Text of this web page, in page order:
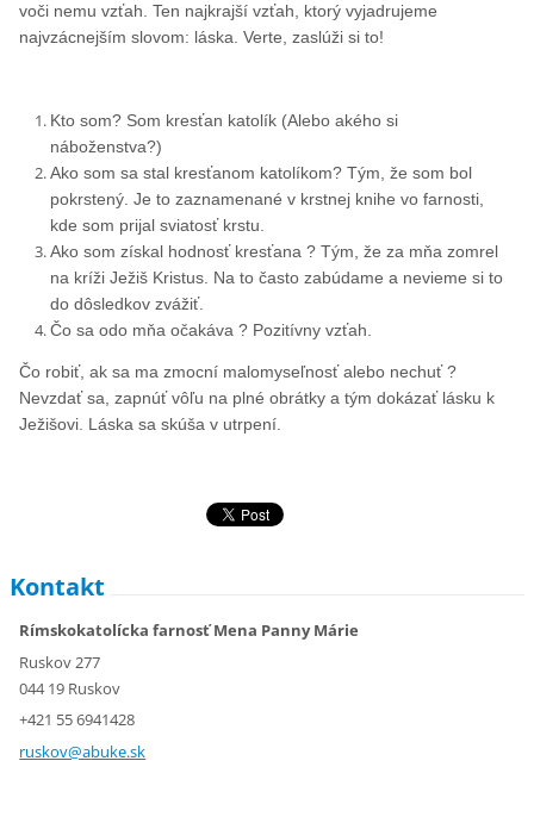
voči nemu vzťah. Ten najkrajší vzťah, ktorý vyjadrujeme
najvzácnejším slovom: láska. Verte, zaslúži si to!
Kto som? Som kresťan katolík (Alebo akého si
náboženstva?)
Ako som sa stal kresťanom katolíkom? Tým, že som bol
pokrstený. Je to zaznamenané v krstnej knihe vo farnosti,
kde som prijal sviatosť krstu.
Ako som získal hodnosť kresťana ? Tým, že za mňa zomrel
na kríži Ježiš Kristus. Na to často zabúdame a nevieme si to
do dôsledkov zvážiť.
Čo sa odo mňa očakáva ? Pozitívny vzťah.
Čo robiť, ak sa ma zmocní malomyseľnosť alebo nechuť ?
Nevzdať sa, zapnúť vôľu na plné obrátky a tým dokázať lásku k
Ježišovi. Láska sa skúša v utrpení.
Kontakt
Rímskokatolícka farnosť Mena Panny Márie
Ruskov 277
044 19 Ruskov
+421 55 6941428
ruskov@abuke.sk